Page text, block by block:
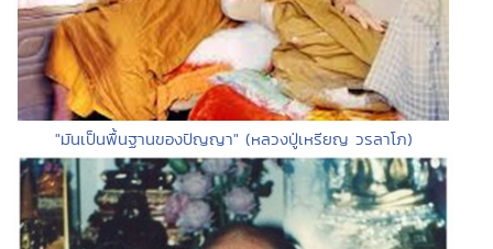
"มันเป็นพื้นฐานของปัญญา" (หลวงปู่เหรียญ วรลาโภ)